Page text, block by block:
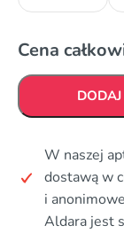
Cena
W naszej
dostawą w
i
Aldara jest